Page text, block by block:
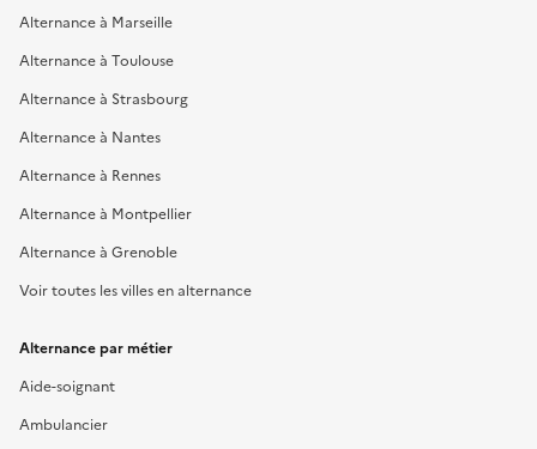
Alternance à Marseille
Alternance à Toulouse
Alternance à Strasbourg
Alternance à Nantes
Alternance à Rennes
Alternance à Montpellier
Alternance à Grenoble
Voir toutes les villes en alternance
Alternance par métier
Aide-soignant
Ambulancier